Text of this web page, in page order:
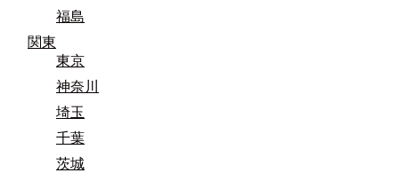
福島
関東
東京
神奈川
埼玉
千葉
茨城